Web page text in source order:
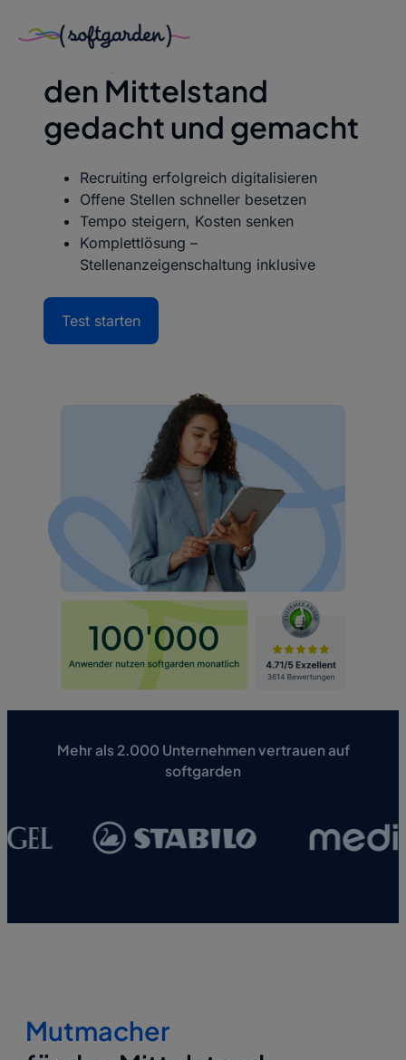
Inhalt
softgarden ATS
den Mittelstand
gedacht und gemacht
Recruiting erfolgreich digitalisieren
Offene Stellen schneller besetzen
Tempo steigern, Kosten senken
Komplettlösung –
Stellenanzeigenschaltung inklusive
Test starten
Mehr als 2.000 Unternehmen vertrauen auf
softgarden
Mutmacher